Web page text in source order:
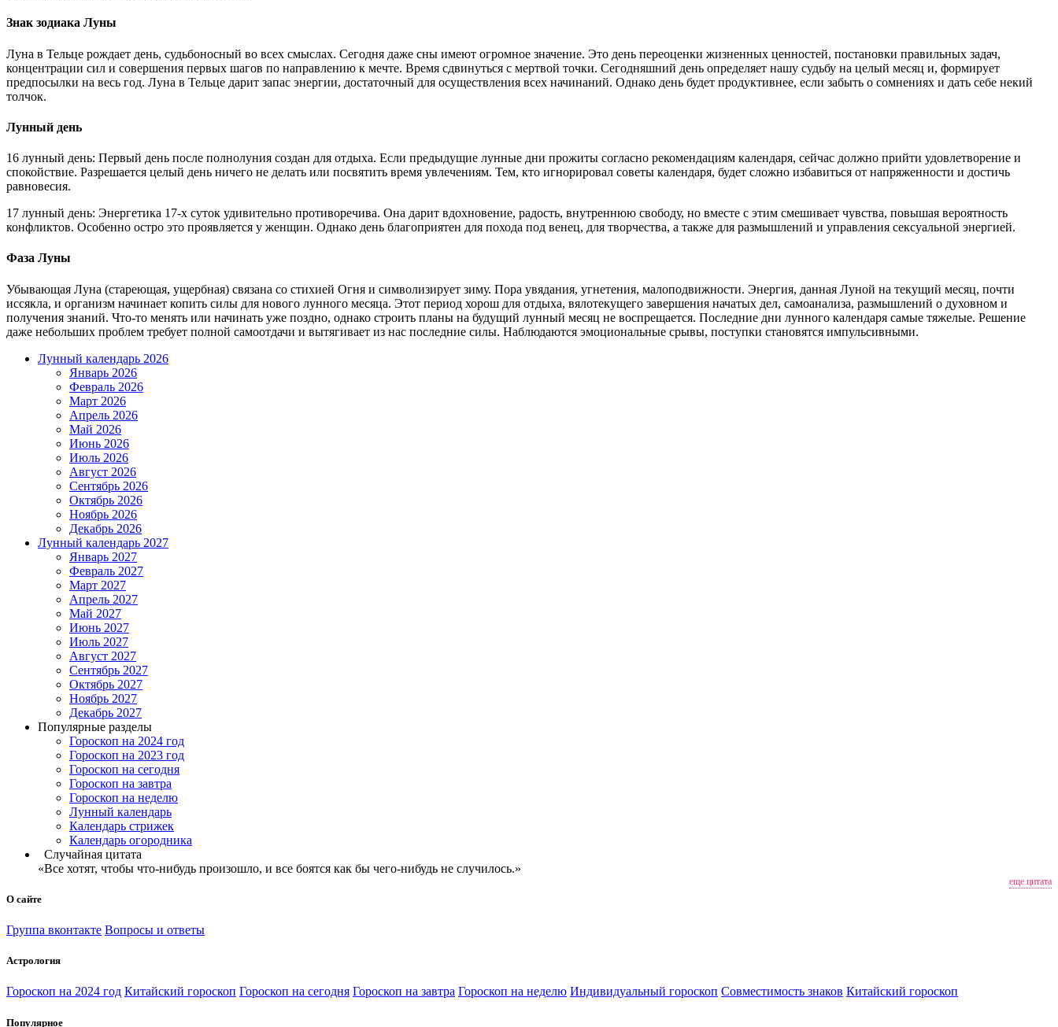
Знак зодиака Луны
Луна в Тельце рождает день, судьбоносный во всех смыслах. Сегодня даже сны имеют огромное значение. Это день переоценки жизненных ценностей, постановки правильных задач,
концентрации сил и совершения первых шагов по направлению к мечте. Время сдвинуться с мертвой точки. Сегодняшний день определяет нашу судьбу на целый месяц и, формирует
предпосылки на весь год. Луна в Тельце дарит запас энергии, достаточный для осуществления всех начинаний. Однако день будет продуктивнее, если забыть о сомнениях и дать себе некий
толчок.
Лунный день
16 лунный день: Первый день после полнолуния создан для отдыха. Если предыдущие лунные дни прожиты согласно рекомендациям календаря, сейчас должно прийти удовлетворение и
спокойствие. Разрешается целый день ничего не делать или посвятить время увлечениям. Тем, кто игнорировал советы календаря, будет сложно избавиться от напряженности и достичь
равновесия.
17 лунный день: Энергетика 17-х суток удивительно противоречива. Она дарит вдохновение, радость, внутреннюю свободу, но вместе с этим смешивает чувства, повышая вероятность
конфликтов. Особенно остро это проявляется у женщин. Однако день благоприятен для похода под венец, для творчества, а также для размышлений и управления сексуальной энергией.
Фаза Луны
Убывающая Луна (стареющая, ущербная) связана со стихией Огня и символизирует зиму. Пора увядания, угнетения, малоподвижности. Энергия, данная Луной на текущий месяц, почти
иссякла, и организм начинает копить силы для нового лунного месяца. Этот период хорош для отдыха, вялотекущего завершения начатых дел, самоанализа, размышлений о духовном и
получения знаний. Что-то менять или начинать уже поздно, однако строить планы на будущий лунный месяц не воспрещается. Последние дни лунного календаря самые тяжелые. Решение
даже небольших проблем требует полной самоотдачи и вытягивает из нас последние силы. Наблюдаются эмоциональные срывы, поступки становятся импульсивными.
Лунный календарь 2026
Январь 2026
Февраль 2026
Март 2026
Апрель 2026
Май 2026
Июнь 2026
Июль 2026
Август 2026
Сентябрь 2026
Октябрь 2026
Ноябрь 2026
Декабрь 2026
Лунный календарь 2027
Январь 2027
Февраль 2027
Март 2027
Апрель 2027
Май 2027
Июнь 2027
Июль 2027
Август 2027
Сентябрь 2027
Октябрь 2027
Ноябрь 2027
Декабрь 2027
Популярные разделы
Гороскоп на 2024 год
Гороскоп на 2023 год
Гороскоп на сегодня
Гороскоп на завтра
Гороскоп на неделю
Лунный календарь
Календарь стрижек
Календарь огородника
Случайная цитата
«Все хотят, чтобы что-нибудь произошло, и все боятся как бы чего-нибудь не случилось.»
еще цитата
О сайте
Группа вконтакте Вопросы и ответы
Астрология
Гороскоп на 2024 год Китайский гороскоп Гороскоп на сегодня Гороскоп на завтра Гороскоп на неделю Индивидуальный гороскоп Совместимость знаков Китайский гороскоп
Популярное